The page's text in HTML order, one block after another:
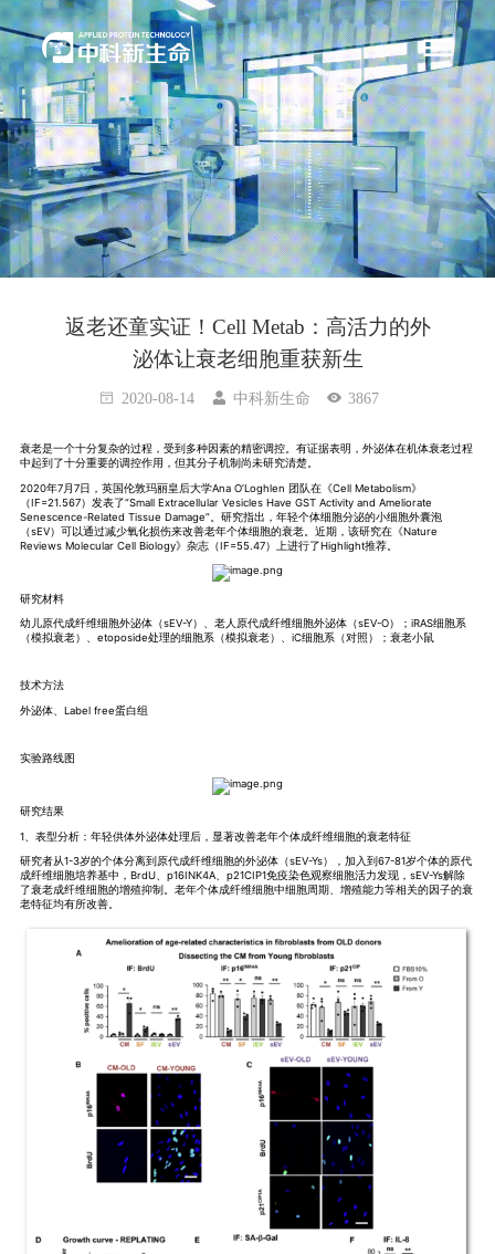
返老还童实证！Cell Metab：高活力的外
泌体让衰老细胞重获新生
2020-08-14 中科新生命 3867
衰老是一个十分复杂的过程，受到多种因素的精密调控。有证据表明，外泌体在机体衰老过程
中起到了十分重要的调控作用，但其分子机制尚未研究清楚。
2020年7月7日，英国伦敦玛丽皇后大学Ana O’Loghlen 团队在《Cell Metabolism》
（IF=21.567）发表了“Small Extracellular Vesicles Have GST Activity and Ameliorate
Senescence-Related Tissue Damage”。研究指出，年轻个体细胞分泌的小细胞外囊泡
（sEV）可以通过减少氧化损伤来改善老年个体细胞的衰老。近期，该研究在《Nature
Reviews Molecular Cell Biology》杂志（IF=55.47）上进行了Highlight推荐。
研究材料
幼儿原代成纤维细胞外泌体（sEV-Y）、老人原代成纤维细胞外泌体（sEV-O）；iRAS细胞系
（模拟衰老）、etoposide处理的细胞系（模拟衰老）、iC细胞系（对照）；衰老小鼠
技术方法
外泌体、Label free蛋白组
实验路线图
研究结果
1、表型分析：年轻供体外泌体处理后，显著改善老年个体成纤维细胞的衰老特征
研究者从1-3岁的个体分离到原代成纤维细胞的外泌体（sEV-Ys），加入到67-81岁个体的原代
成纤维细胞培养基中，BrdU、p16INK4A、p21CIP1免疫染色观察细胞活力发现，sEV-Ys解除
了衰老成纤维细胞的增殖抑制。老年个体成纤维细胞中细胞周期、增殖能力等相关的因子的衰
老特征均有所改善。